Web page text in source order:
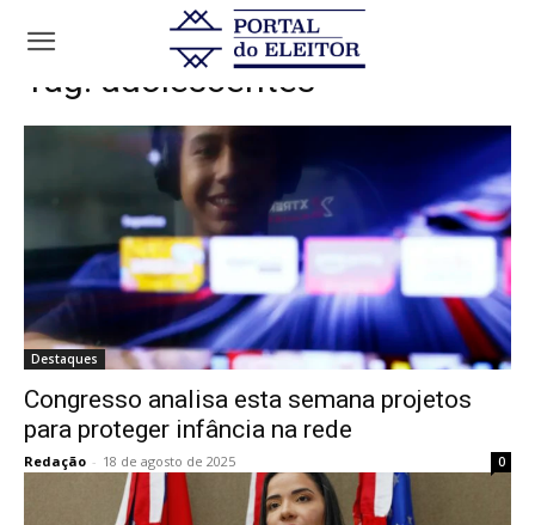
Tags
Tag: adolescentes
Destaques
Congresso analisa esta semana projetos
para proteger infância na rede
Redação - 18 de agosto de 2025 0